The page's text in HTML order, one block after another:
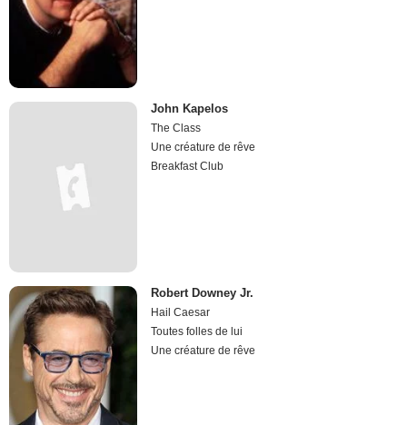
John Kapelos
The Class
Une créature de rêve
Breakfast Club
Robert Downey Jr.
Hail Caesar
Toutes folles de lui
Une créature de rêve